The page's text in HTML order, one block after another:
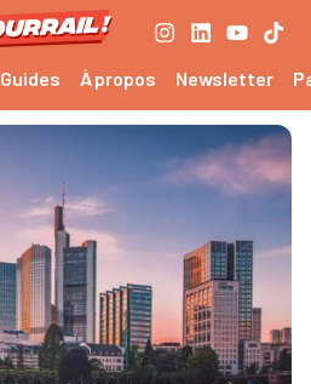
Guides À propos Newsletter